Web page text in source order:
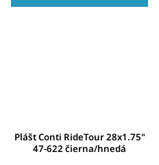
Plášt Conti RideTour 28x1.75"
47-622 čierna/hnedá